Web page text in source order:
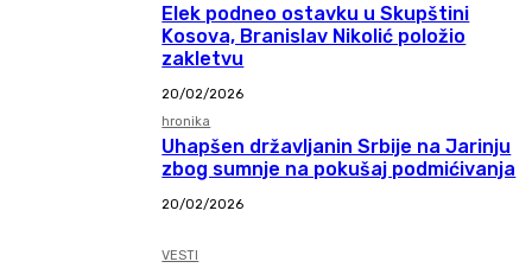
Elek podneo ostavku u Skupštini
Kosova, Branislav Nikolić položio
zakletvu
20/02/2026
hronika
Uhapšen državljanin Srbije na Jarinju
zbog sumnje na pokušaj podmićivanja
20/02/2026
VESTI